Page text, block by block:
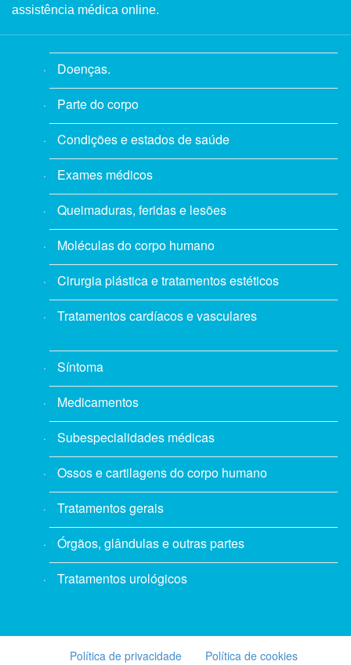
assistência médica online.
Doenças.
Parte do corpo
Condições e estados de saúde
Exames médicos
Queimaduras, feridas e lesões
Moléculas do corpo humano
Cirurgia plástica e tratamentos estéticos
Tratamentos cardíacos e vasculares
Síntoma
Medicamentos
Subespecialidades médicas
Ossos e cartilagens do corpo humano
Tratamentos gerais
Órgãos, glândulas e outras partes
Tratamentos urológicos
Política de privacidade Política de cookies